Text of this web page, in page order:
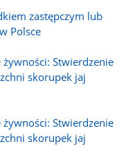
zastępczym lub
Polsce
Stwierdzenie
skorupek jaj
Stwierdzenie
skorupek jaj